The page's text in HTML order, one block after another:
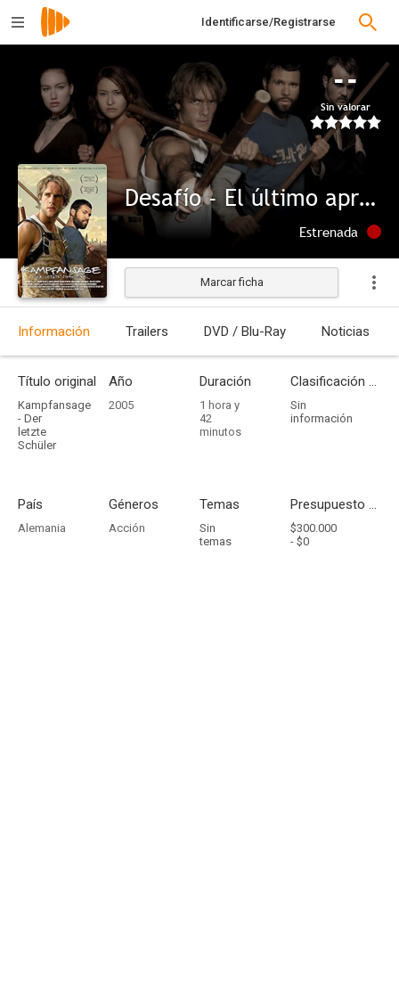
Identificarse/Registrarse
--
Sin valorar
Desafío - El último aprendiz
Estrenada
Marcar ficha
Información Trailers DVD / Blu-Ray Noticias
Título original
Kampfansage
- Der
letzte
Schüler
Año
2005
Duración
1 hora y
42
minutos
Clasificación por edades
Sin
información
País
Alemania
Géneros
Acción
Temas
Sin
temas
Presupuesto - Ingresos
$300.000
- $0